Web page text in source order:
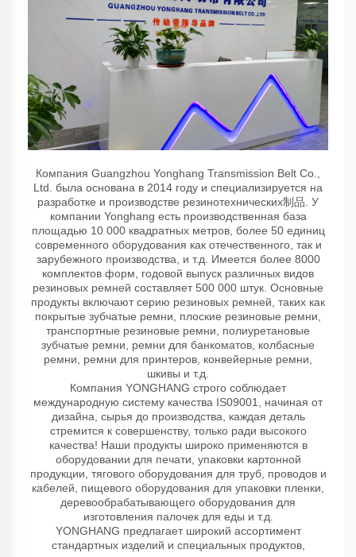
Компания Guangzhou Yonghang Transmission Belt Co.,
Ltd. была основана в 2014 году и специализируется на
разработке и производстве резинотехнических制品. У
компании Yonghang есть производственная база
площадью 10 000 квадратных метров, более 50 единиц
современного оборудования как отечественного, так и
зарубежного производства, и т.д. Имеется более 8000
комплектов форм, годовой выпуск различных видов
резиновых ремней составляет 500 000 штук. Основные
продукты включают серию резиновых ремней, таких как
покрытые зубчатые ремни, плоские резиновые ремни,
транспортные резиновые ремни, полиуретановые
зубчатые ремни, ремни для банкоматов, колбасные
ремни, ремни для принтеров, конвейерные ремни,
шкивы и т.д.
Компания YONGHANG строго соблюдает
международную систему качества IS09001, начиная от
дизайна, сырья до производства, каждая деталь
стремится к совершенству, только ради высокого
качества! Наши продукты широко применяются в
оборудовании для печати, упаковки картонной
продукции, тягового оборудования для труб, проводов и
кабелей, пищевого оборудования для упаковки пленки,
деревообрабатывающего оборудования для
изготовления палочек для еды и т.д.
YONGHANG предлагает широкий ассортимент
стандартных изделий и специальных продуктов,